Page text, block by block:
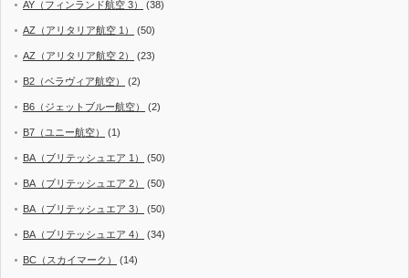
AY（フィンランド航空 3） (38)
AZ（アリタリア航空 1） (50)
AZ（アリタリア航空 2） (23)
B2（ベラヴィア航空） (2)
B6（ジェットブルー航空） (2)
B7（ユニー航空） (1)
BA（ブリテッシュエア 1） (50)
BA（ブリテッシュエア 2） (50)
BA（ブリテッシュエア 3） (50)
BA（ブリテッシュエア 4） (34)
BC（スカイマーク） (14)